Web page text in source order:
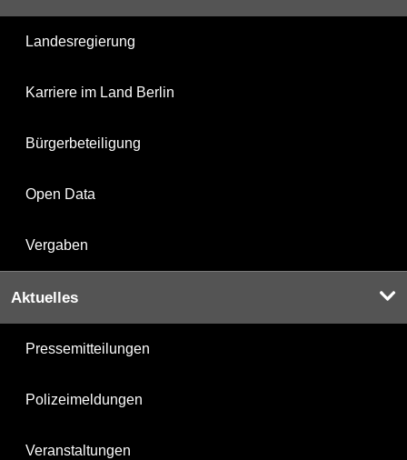
Landesregierung
Karriere im Land Berlin
Bürgerbeteiligung
Open Data
Vergaben
Aktuelles
Pressemitteilungen
Polizeimeldungen
Veranstaltungen